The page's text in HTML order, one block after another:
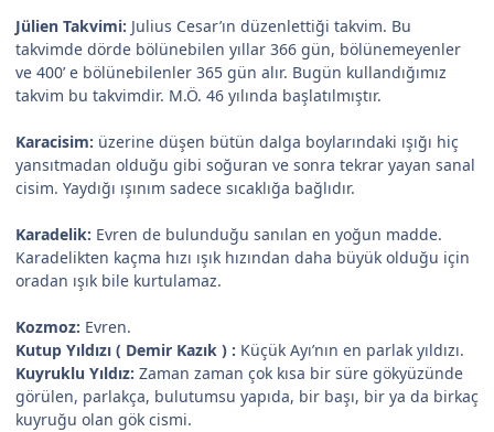
Jülien Takvimi: Julius Cesar’ın düzenlettiği takvim. Bu
takvimde dörde bölünebilen yıllar 366 gün, bölünemeyenler
ve 400’ e bölünebilenler 365 gün alır. Bugün kullandığımız
takvim bu takvimdir. M.Ö. 46 yılında başlatılmıştır.
Karacisim: üzerine düşen bütün dalga boylarındaki ışığı hiç
yansıtmadan olduğu gibi soğuran ve sonra tekrar yayan sanal
cisim. Yaydığı ışınım sadece sıcaklığa bağlıdır.
Karadelik: Evren de bulunduğu sanılan en yoğun madde.
Karadelikten kaçma hızı ışık hızından daha büyük olduğu için
oradan ışık bile kurtulamaz.
Kozmoz: Evren.
Kutup Yıldızı ( Demir Kazık ) : Küçük Ayı’nın en parlak yıldızı.
Kuyruklu Yıldız: Zaman zaman çok kısa bir süre gökyüzünde
görülen, parlakça, bulutumsu yapıda, bir başı, bir ya da birkaç
kuyruğu olan gök cismi.